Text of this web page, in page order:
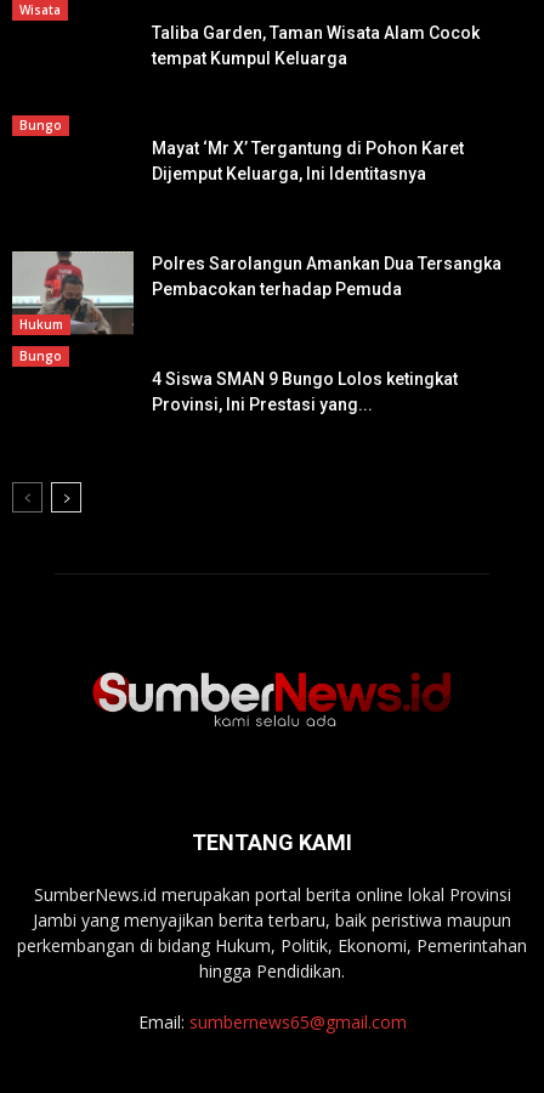
Wisata
Taliba Garden, Taman Wisata Alam Cocok
tempat Kumpul Keluarga
Bungo
Mayat ‘Mr X’ Tergantung di Pohon Karet
Dijemput Keluarga, Ini Identitasnya
Hukum
Polres Sarolangun Amankan Dua Tersangka
Pembacokan terhadap Pemuda
Bungo
4 Siswa SMAN 9 Bungo Lolos ketingkat
Provinsi, Ini Prestasi yang...
TENTANG KAMI
SumberNews.id merupakan portal berita online lokal Provinsi
Jambi yang menyajikan berita terbaru, baik peristiwa maupun
perkembangan di bidang Hukum, Politik, Ekonomi, Pemerintahan
hingga Pendidikan.
Email: sumbernews65@gmail.com